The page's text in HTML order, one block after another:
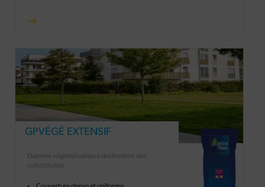
GPVÉGÉ EXTENSIF
Gamme végétalisation à destination des
collectivités